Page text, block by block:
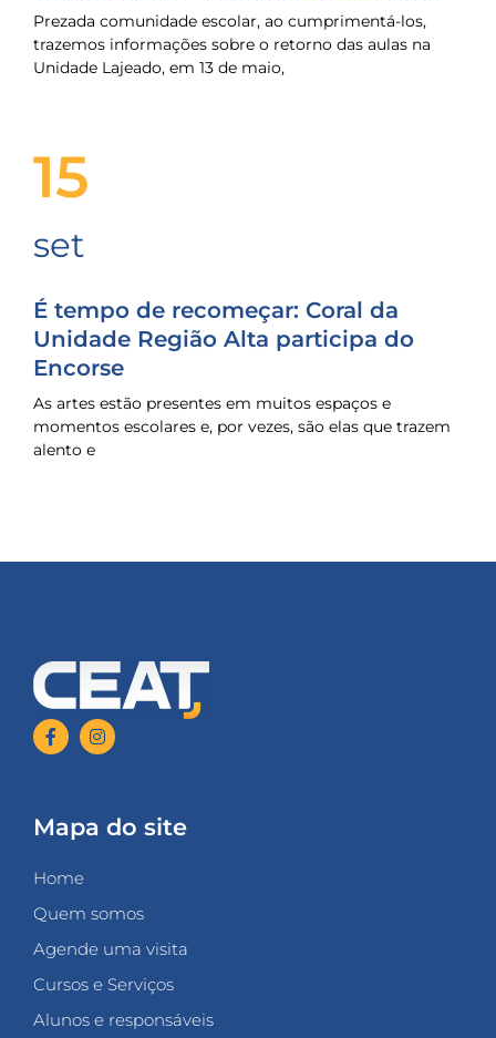
Prezada comunidade escolar, ao cumprimentá-los,
trazemos informações sobre o retorno das aulas na
Unidade Lajeado, em 13 de maio,
15
set
É tempo de recomeçar: Coral da
Unidade Região Alta participa do
Encorse
As artes estão presentes em muitos espaços e
momentos escolares e, por vezes, são elas que trazem
alento e
Mapa do site
Home
Quem somos
Agende uma visita
Cursos e Serviços
Alunos e responsáveis